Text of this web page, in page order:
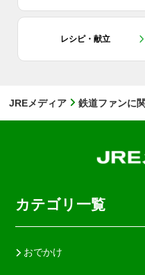
レシピ・献立
JREメディア 鉄道ファンに
カテゴリ一覧
おでかけ